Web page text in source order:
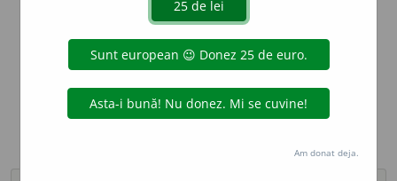
info
Aceste definiții sunt compilate de
echipa dexonline. Definițiile
originale se află pe filadefiniții.
preferințe
Am donat deja.